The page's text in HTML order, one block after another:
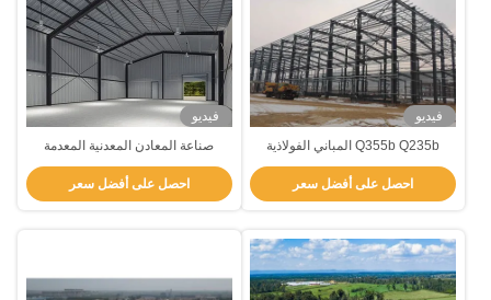
فيديو
Q355b Q235b المباني الفولاذية
المصنوعة مسبقاً
احصل على أفضل سعر
فيديو
صناعة المعادن المعدنية المعدمة
مسبقة
احصل على أفضل سعر